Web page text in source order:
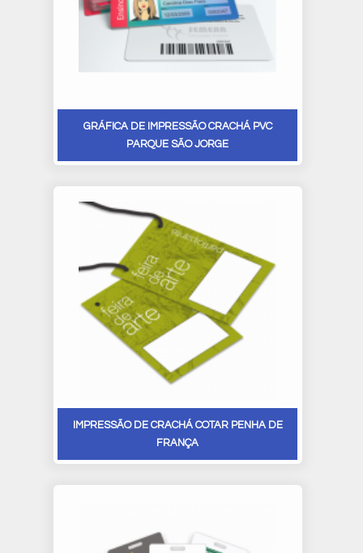
GRÁFICA DE IMPRESSÃO CRACHÁ PVC
PARQUE SÃO JORGE
IMPRESSÃO DE CRACHÁ COTAR PENHA DE
FRANÇA